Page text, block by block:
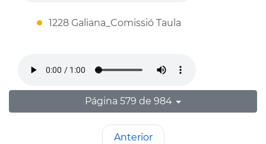
1228 Galiana_Comissió Taula
Página 579 de 984
Anterior